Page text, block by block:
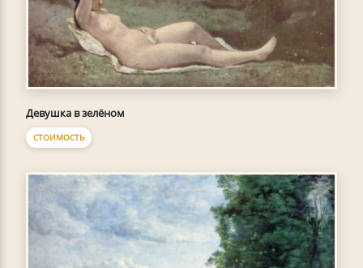
Девушка в зелёном
СТОИМОСТЬ